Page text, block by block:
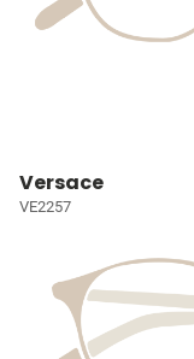
Versace
VE2257